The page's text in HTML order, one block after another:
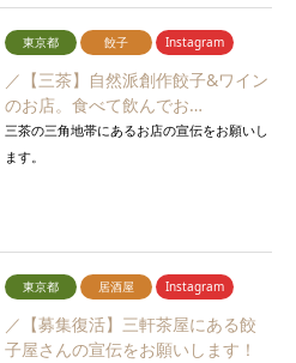
東京都 餃子 Instagram
／【三茶】自然派創作餃子&ワイン
のお店。食べて飲んでお…
三茶の三角地帯にあるお店の宣伝をお願いし
ます。
東京都 居酒屋 Instagram
／【募集復活】三軒茶屋にある餃
子屋さんの宣伝をお願いします！